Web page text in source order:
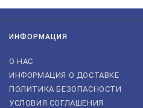
ИНФОРМАЦИЯ
О НАС
ИНФОРМАЦИЯ О ДОСТАВКЕ
ПОЛИТИКА БЕЗОПАСНОСТИ
УСЛОВИЯ СОГЛАШЕНИЯ